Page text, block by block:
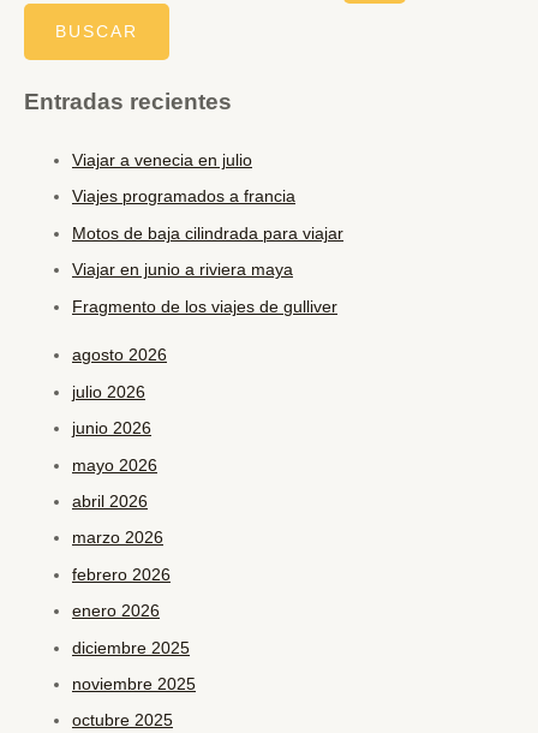
Entradas recientes
Viajar a venecia en julio
Viajes programados a francia
Motos de baja cilindrada para viajar
Viajar en junio a riviera maya
Fragmento de los viajes de gulliver
agosto 2026
julio 2026
junio 2026
mayo 2026
abril 2026
marzo 2026
febrero 2026
enero 2026
diciembre 2025
noviembre 2025
octubre 2025